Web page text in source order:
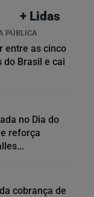
+ Lidas
PÚBLICA
entre as cinco
do Brasil e cai
no Dia do
reforça
cobrança de